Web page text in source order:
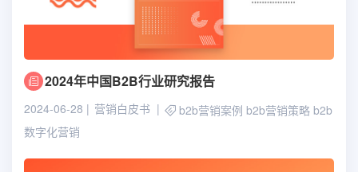
2024年中国B2B行业研究报告
2024-06-28 营销白皮书 b2b营销案例 b2b营销策略 b2b
数字化营销